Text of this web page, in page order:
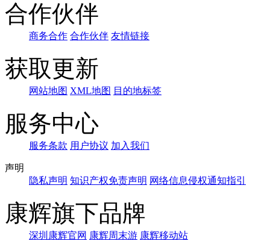
合作伙伴
商务合作 合作伙伴 友情链接
获取更新
网站地图 XML地图 目的地标签
服务中心
服务条款 用户协议 加入我们
声明
隐私声明 知识产权免责声明 网络信息侵权通知指引
康辉旗下品牌
深圳康辉官网 康辉周末游 康辉移动站